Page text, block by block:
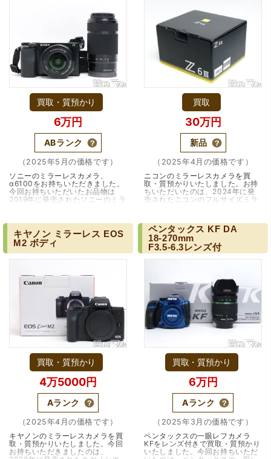
買取・質預かり
6万円
ABランク
（2025年5月の価格です）
ソニーのミラーレスカメラ、
α6100をお持ちいただきました。
今回お持ちいただいたお品物は
2019年に発売されたソニーのミラ
搭載のミラーレス一眼カメ…（大
阪・吹田市）
買取
30万円
新品
（2025年4月の価格です）
ニコンのミラーレスカメラを買
取・質預かりいたしました。お持
ちいただいたのは、2024年に発
売されたニコンのフルサイズミラ
ンのミラー…（兵庫・宝塚・逆瀬
川）
キヤノン ミラーレス EOS
M2 ボディ
買取・質預かり
4万5000円
Aランク
（2025年4月の価格です）
キヤノンのミラーレスカメラを買
取・質預かりいたしました。今回
お持ちいただきましたのは、
ペンタックス KF DA
18-270mm
F3.5-6.3レンズ付
買取・質預かり
6万円
Aランク
（2025年3月の価格です）
ペンタックスの一眼レフカメラ
KFをレンズ付きで買取・質預かり
いたしました。今回お持ちいただ